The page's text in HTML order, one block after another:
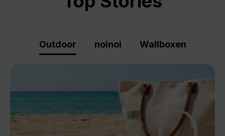
Outdoor noinoi Wallboxen